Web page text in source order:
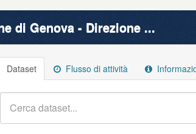
di Genova - Direzione ...
Dataset Flusso di attività